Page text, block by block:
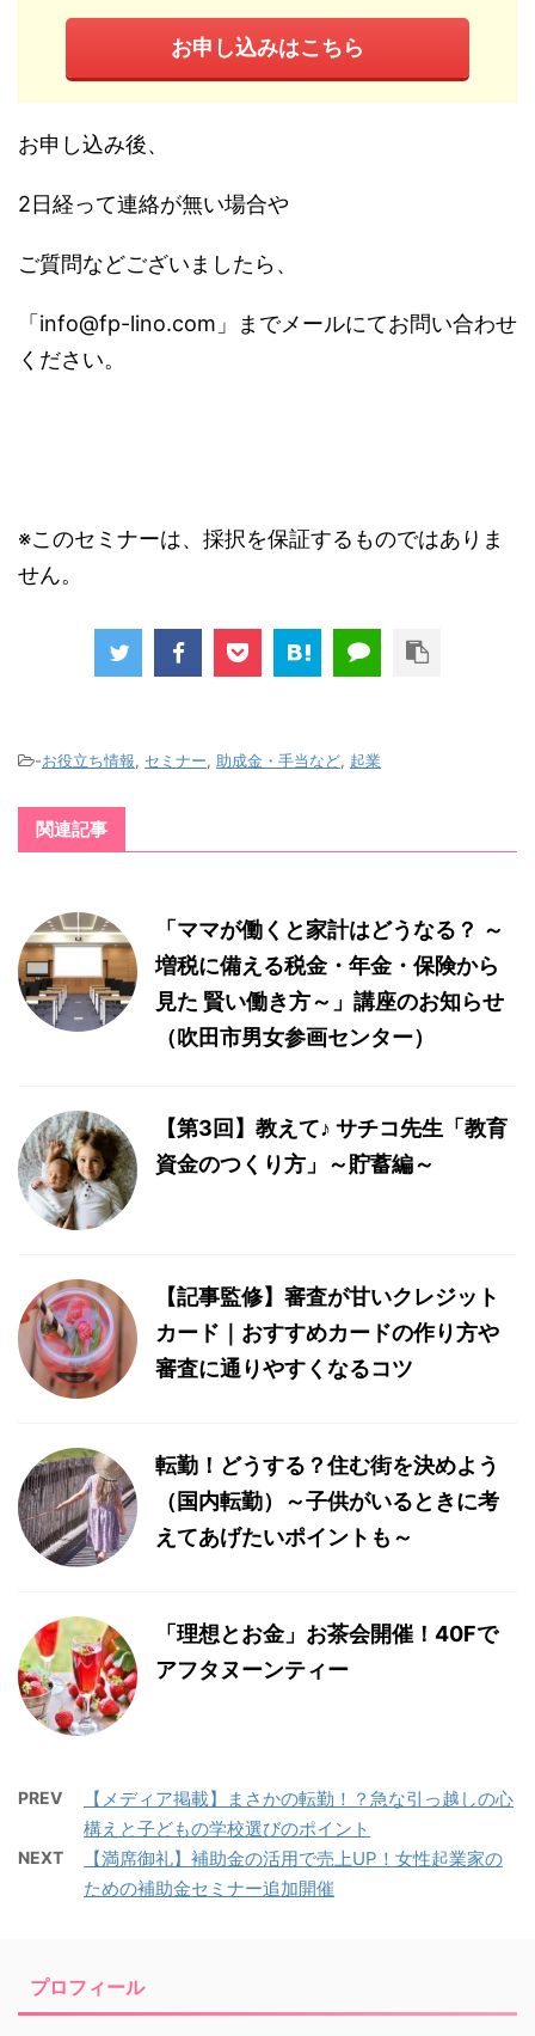
お申し込みはこちら
お申し込み後、
2日経って連絡が無い場合や
ご質問などございましたら、
「info@fp-lino.com」までメールにてお問い合わせ
ください。
※このセミナーは、採択を保証するものではありま
せん。
-お役立ち情報, セミナー, 助成金・手当など, 起業
関連記事
「ママが働くと家計はどうなる？ ～
増税に備える税金・年金・保険から
見た 賢い働き方～」講座のお知らせ
（吹田市男女参画センター）
【第3回】教えて♪ サチコ先生「教育
資金のつくり方」～貯蓄編～
【記事監修】審査が甘いクレジット
カード｜おすすめカードの作り方や
審査に通りやすくなるコツ
転勤！どうする？住む街を決めよう
（国内転勤）～子供がいるときに考
えてあげたいポイントも～
「理想とお金」お茶会開催！40Fで
アフタヌーンティー
PREV
【メディア掲載】まさかの転勤！？急な引っ越しの心
構えと子どもの学校選びのポイント
NEXT
【満席御礼】補助金の活用で売上UP！女性起業家の
ための補助金セミナー追加開催
プロフィール